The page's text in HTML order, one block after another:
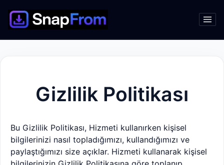
Gizlilik Politikası
Bu Gizlilik Politikası, Hizmeti kullanırken kişisel
bilgilerinizi nasıl topladığımızı, kullandığımızı ve
paylaştığımızı size açıklar. Hizmeti kullanarak kişisel